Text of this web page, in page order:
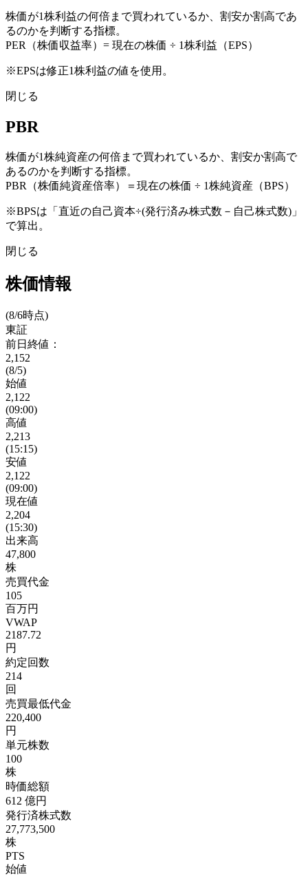
株価が1株利益の何倍まで買われているか、割安か割高であ
るのかを判断する指標。
PER（株価収益率）= 現在の株価 ÷ 1株利益（EPS）
※EPSは修正1株利益の値を使用。
閉じる
PBR
株価が1株純資産の何倍まで買われているか、割安か割高で
あるのかを判断する指標。
PBR（株価純資産倍率）＝現在の株価 ÷ 1株純資産（BPS）
※BPSは「直近の自己資本÷(発行済み株式数－自己株式数)」
で算出。
閉じる
株価情報
(8/6時点)
東証
前日終値：
2,152
(8/5)
始値
2,122
(09:00)
高値
2,213
(15:15)
安値
2,122
(09:00)
現在値
2,204
(15:30)
出来高
47,800
株
売買代金
105
百万円
VWAP
2187.72
円
約定回数
214
回
売買最低代金
220,400
円
単元株数
100
株
時価総額
612 億円
発行済株式数
27,773,500
株
PTS
始値